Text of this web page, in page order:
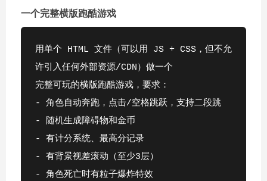
一个完整横版跑酷游戏
用单个 HTML 文件（可以用 JS + CSS，但不允
许引入任何外部资源/CDN）做一个
完整可玩的横版跑酷游戏，要求：
- 角色自动奔跑，点击/空格跳跃，支持二段跳
- 随机生成障碍物和金币
- 有计分系统、最高分记录
- 有背景视差滚动（至少3层）
- 角色死亡时有粒子爆炸特效